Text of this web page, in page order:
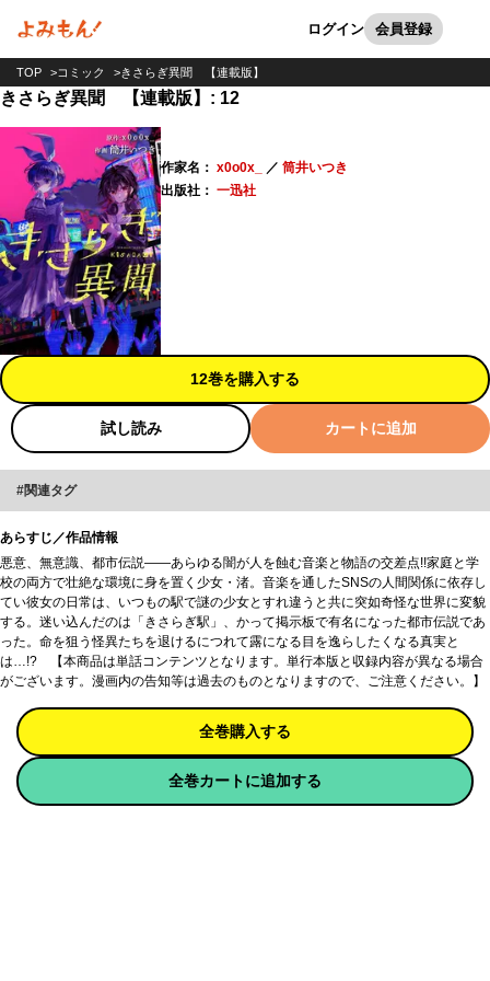
ログイン 会員登録カート
TOP コミック きさらぎ異聞 【連載版】
きさらぎ異聞 【連載版】: 12
作家名： x0o0x_ ／ 筒井いつき
出版社： 一迅社
12巻を購入する
試し読み カートに追加
関連タグ
あらすじ／作品情報
悪意、無意識、都市伝説――あらゆる闇が人を蝕む音楽と物語の交差点!!家庭と学
校の両方で壮絶な環境に身を置く少女・渚。音楽を通したSNSの人間関係に依存し
てい彼女の日常は、いつもの駅で謎の少女とすれ違うと共に突如奇怪な世界に変貌
する。迷い込んだのは「きさらぎ駅」、かって掲示板で有名になった都市伝説であ
った。命を狙う怪異たちを退けるにつれて露になる目を逸らしたくなる真実と
は…!? 【本商品は単話コンテンツとなります。単行本版と収録内容が異なる場合
がございます。漫画内の告知等は過去のものとなりますので、ご注意ください。】
全巻購入する
全巻カートに追加する